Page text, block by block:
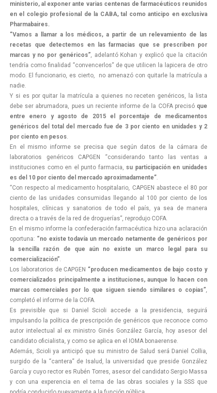
ministerio, al exponer ante varias centenas de farmacéuticos reunidos
en el colegio profesional de la CABA, tal como anticipo en exclusiva
Pharmabaires.
“Vamos a llamar a los médicos, a partir de un relevamiento de las
recetas que detectemos en las farmacias que se prescriben por
marcas y no por genéricos”, adelantó Kohan y explicó que la citación
tendría como finalidad “convencerlos” de que utilicen la lapicera de otro
modo. El funcionario, es cierto, no amenazó con quitarle la matrícula a
nadie.
Y si es por quitar la matrícula a quienes no receten genéricos, la lista
debe ser abrumadora, pues un reciente informe de la COFA precisó que
entre enero y agosto de 2015 el porcentaje de medicamentos
genéricos del total del mercado fue de 3 por ciento en unidades y 2
por ciento en pesos.
En el mismo informe se precisa que según datos de la cámara de
laboratorios genéricos CAPGEN “considerando tanto las ventas a
instituciones como en el punto farmacia, su participación en unidades
es del 10 por ciento del mercado aproximadamente”.
“Con respecto al medicamento hospitalario, CAPGEN abastece el 80 por
ciento de las unidades consumidas llegando al 100 por ciento de los
hospitales, clínicas y sanatorios de todo el país, ya sea de manera
directa o a través de la red de droguerías”, reprodujo COFA.
En el mismo informe la confederación farmacéutica hizo una aclaración
oportuna: “no existe todavía un mercado netamente de genéricos por
la sencilla razón de que aún no existe un marco legal para su
comercialización”.
Los laboratorios de CAPGEN “producen medicamentos de bajo costo y
comercializados principalmente a instituciones, aunque lo hacen con
marcas comerciales por lo que siguen siendo similares o copias”,
completó el informe de la COFA.
Es previsible que si Daniel Scioli accede a la presidencia, seguirá
impulsando la política de prescripción de genéricos que reconoce como
autor intelectual al ex ministro Ginés González García, hoy asesor del
candidato oficialista, y como se aplica en el IOMA bonaerense.
Además, Scioli ya anticipó que su ministro de Salud será Daniel Collia,
surgido de la “cantera” de Isalud, la universidad que preside González
García y cuyo rector es Rubén Torres, asesor del candidato Sergio Massa
y con una experencia en el tema de las obras sociales y la SSS que